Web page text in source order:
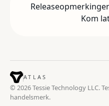
Kom
ATLAS
© 2026 Tessie Technology LLC.
handelsmerk.